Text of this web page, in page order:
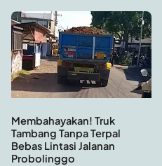
Membahayakan! Truk
Tambang Tanpa Terpal
Bebas Lintasi Jalanan
Probolinggo